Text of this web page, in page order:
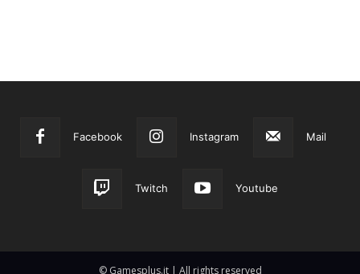
Facebook Instagram Mail
Twitch Youtube
© Gamesplus.it | All rights reserved